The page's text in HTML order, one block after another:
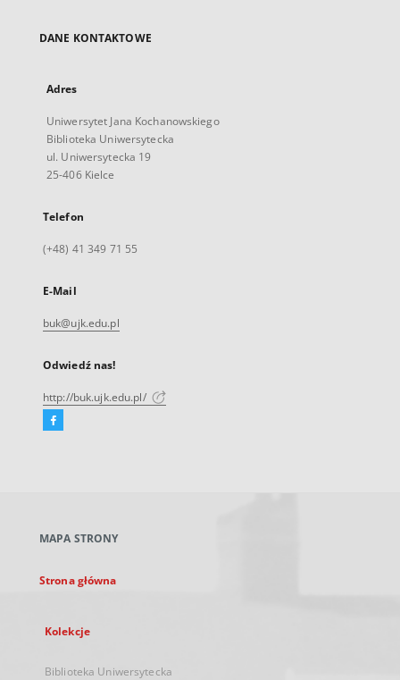
DANE KONTAKTOWE
Adres
Uniwersytet Jana Kochanowskiego
Biblioteka Uniwersytecka
ul. Uniwersytecka 19
25-406 Kielce
Telefon
(+48) 41 349 71 55
E-Mail
buk@ujk.edu.pl
Odwiedź nas!
http://buk.ujk.edu.pl/
Facebook
karcie
MAPA STRONY
Strona główna
Kolekcje
Biblioteka Uniwersytecka